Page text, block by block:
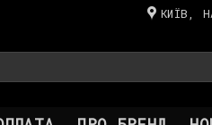
КИЇВ,